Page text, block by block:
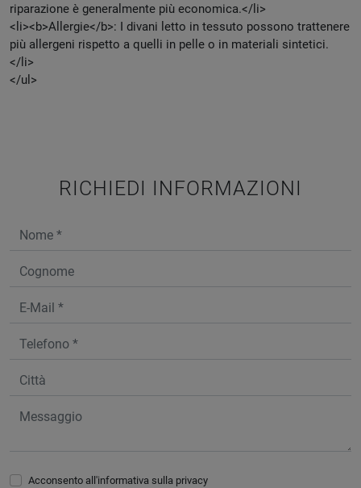
riparazione è generalmente più economica.</li>
<li><b>Allergie</b>: I divani letto in tessuto possono trattenere
più allergeni rispetto a quelli in pelle o in materiali sintetici.
</li>
</ul>
RICHIEDI INFORMAZIONI
Acconsento all'informativa sulla privacy